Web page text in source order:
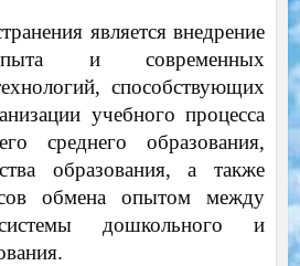
является внедрение
и современных
способствующих
учебного процесса
среднего образования,
образования, а также
обмена опытом между
дошкольного и